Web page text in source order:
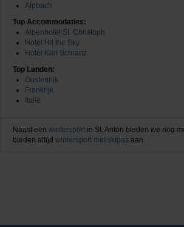
We werken samen met
kunnen ontvangen en verwerken.
Alpbach
Top Accommodaties:
Alpenhotel St. Christoph
Hotel Hit the Sky
Hotel Karl Schranz
Top Landen:
Oostenrijk
Frankrijk
Italië
Naast een wintersport in St. Anton bieden we nog
bieden altijd wintersport met skipas aan.